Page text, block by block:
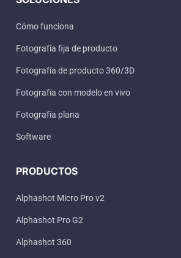
Cómo funciona
Fotografía fija de producto
Fotografía de producto 360/3D
Fotografía con modelo en vivo
Fotografía plana
Software
PRODUCTOS
Alphashot Micro Pro v2
Alphashot Pro G2
Alphashot 360